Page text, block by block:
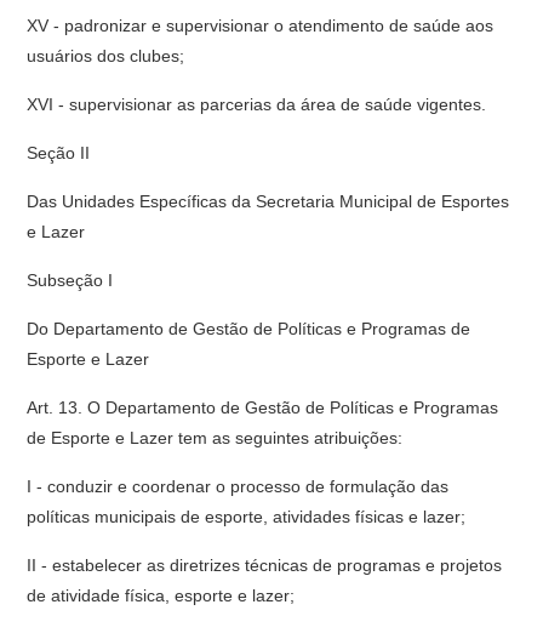
XV - padronizar e supervisionar o atendimento de saúde aos
usuários dos clubes;
XVI - supervisionar as parcerias da área de saúde vigentes.
Seção II
Das Unidades Específicas da Secretaria Municipal de Esportes
e Lazer
Subseção I
Do Departamento de Gestão de Políticas e Programas de
Esporte e Lazer
Art. 13. O Departamento de Gestão de Políticas e Programas
de Esporte e Lazer tem as seguintes atribuições:
I - conduzir e coordenar o processo de formulação das
políticas municipais de esporte, atividades físicas e lazer;
II - estabelecer as diretrizes técnicas de programas e projetos
de atividade física, esporte e lazer;